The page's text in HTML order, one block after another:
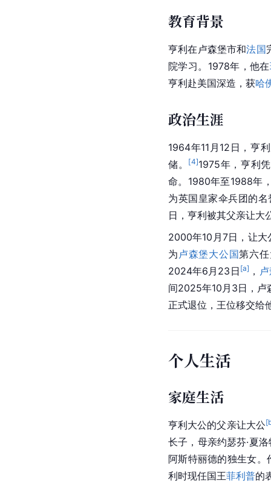
教育背景
亨利在卢森堡市和法国
院学习。1978年，他在
亨利赴美国深造，获哈
政治生涯
1964年11月12日，亨
储。
[4]1975年，亨利
命。1980年至1988年
为英国皇家伞兵团的名
日，亨利被其父亲让大
2000年10月7日，让大
为 卢森堡大公国第六
2024年6月23日 [a] ，
间2025年10月3日，卢
正式退位，王位移交
个人生活
家庭生活
亨利大公的父亲让大公
长子，母亲约瑟芬·夏
阿斯特丽德的独生女。
利时现任国王菲利普的